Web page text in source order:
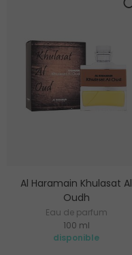
Al Haramain Khulasat Al
Oudh
Eau de parfum
100 ml
disponible